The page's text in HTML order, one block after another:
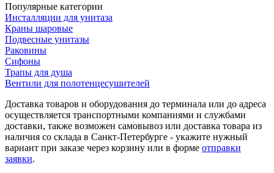
Популярные категории
Инсталляции для унитаза
Краны шаровые
Подвесные унитазы
Раковины
Сифоны
Трапы для душа
Вентили для полотенцесушителей
Доставка товаров и оборудования до терминала или до адреса
осуществляется транспортными компаниями и службами
доставки, также возможен самовывоз или доставка товара из
наличия со склада в Санкт-Петербурге - укажите нужный
вариант при заказе через корзину или в форме отправки
заявки.